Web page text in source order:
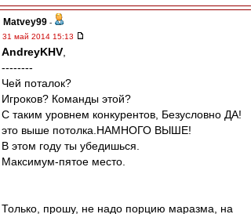
Matvey99 -
31 май 2014 15:13
AndreyKHV
--------
Чей поталок?
Игроков? Команды этой?
С таким уровнем конкурентов, Безусловно ДА!
это выше потолка.НАМНОГО ВЫШЕ!
В этом году ты убедишься.
Максимум-пятое место.
Только, прошу, не надо порцию маразма, на